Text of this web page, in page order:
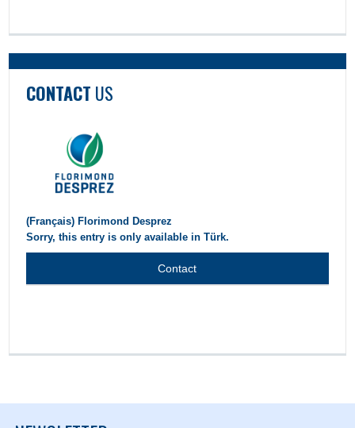
CONTACT US
(Français) Florimond Desprez
Sorry, this entry is only available in Türk.
Contact